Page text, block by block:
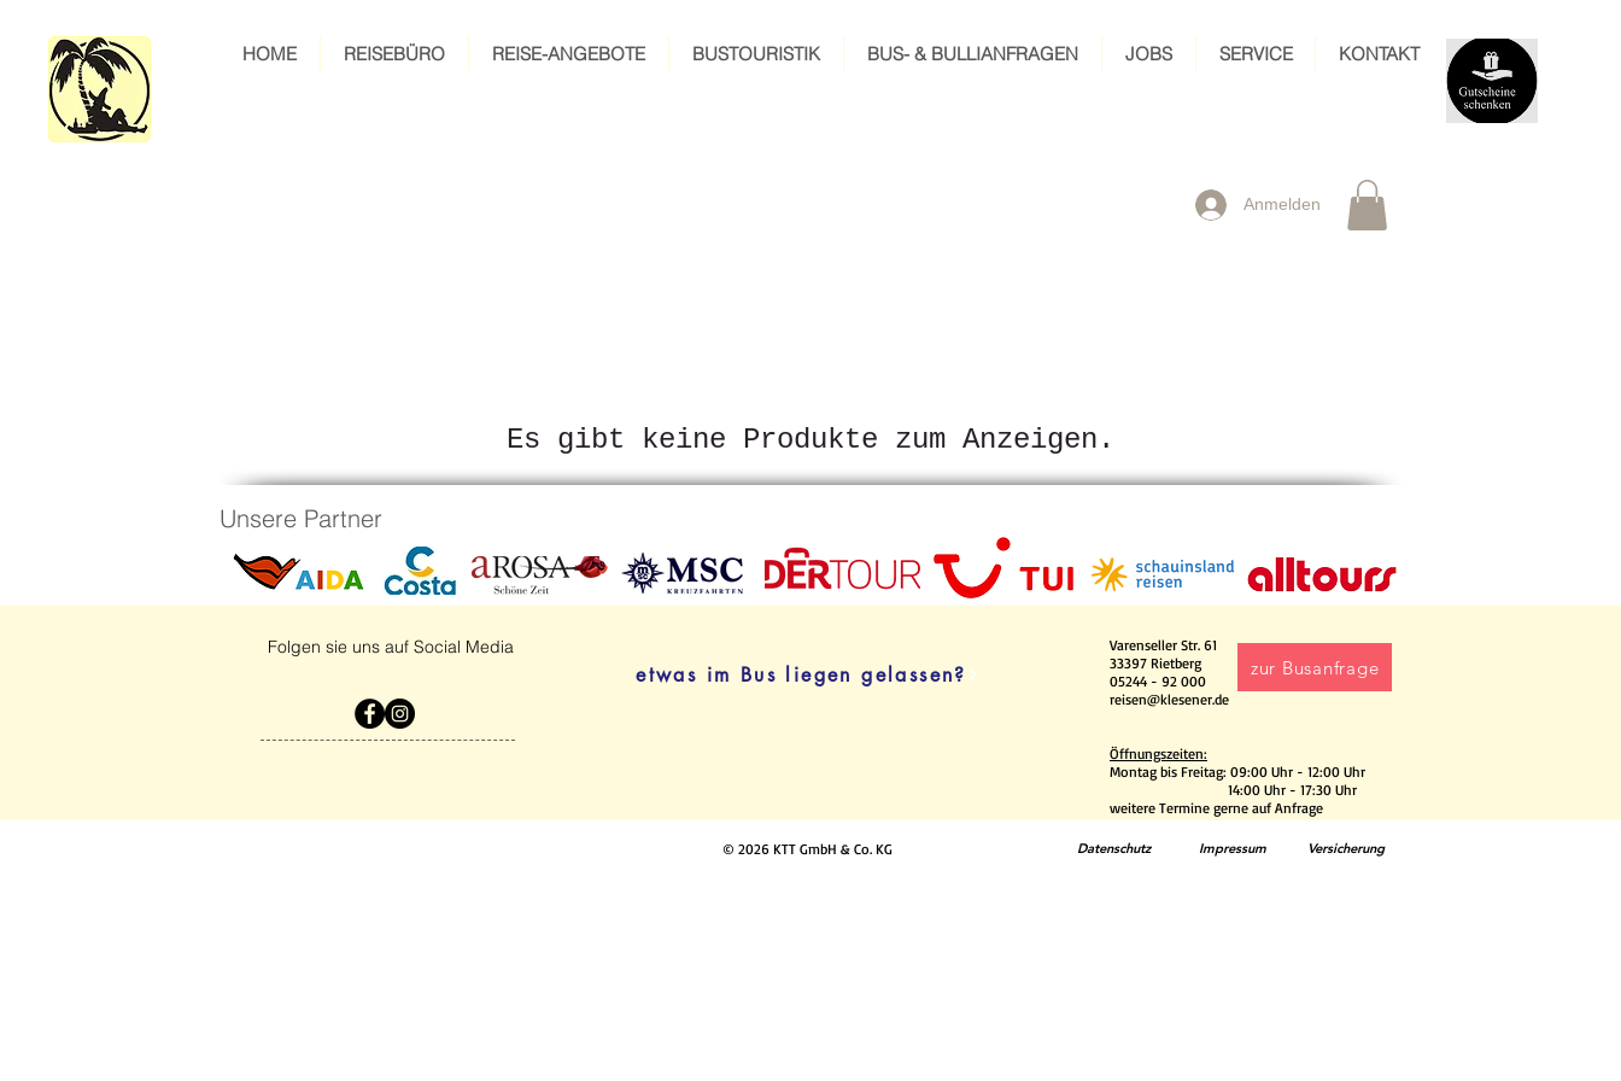
HOME REISEBÜRO REISE-ANGEBOTE BUSTOURISTIK BUS- & BULLIANFRAGEN JOBS SERVICE KONTAKT
Anmelden
Es gibt keine Produkte zum Anzeigen.
Unsere Partner
Folgen sie uns auf Social Media
etwas im Bus liegen gelassen?
Varenseller Str. 61
33397 Rietberg
05244 - 92 000
reisen@klesener.de
Öffnungszeiten:
Montag bis Freitag: 09:00 Uhr - 12:00 Uhr
14:00 Uhr - 17:30 Uhr
weitere Termine gerne auf Anfrage
zur Busanfrage
© 2026 KTT GmbH & Co. KG Datenschutz Impressum Versicherung